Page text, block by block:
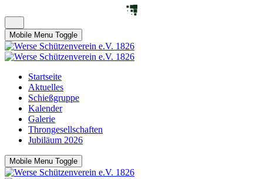
Mobile Menu Toggle
Startseite
Aktuelles
Schießgruppe
Kalender
Galerie
Throngesellschaften
Jubiläum 2026
Mobile Menu Toggle